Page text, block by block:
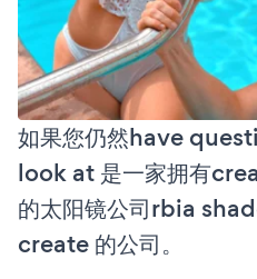
如果您仍然have
look at 是一家拥有
的太阳镜公司rbia
create 的公司。